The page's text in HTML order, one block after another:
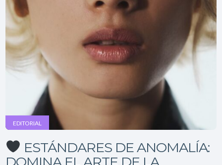
EDITORIAL
ESTÁNDARES DE ANOMALÍA:
DOMINA EL ARTE DE LA